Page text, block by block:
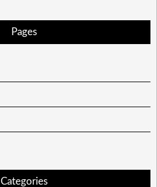
Pages
Categories